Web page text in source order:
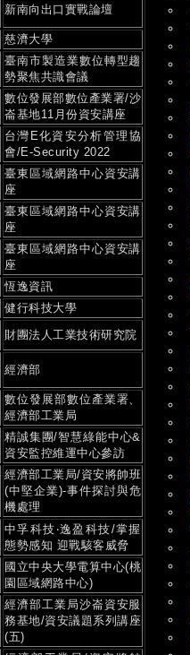
新南向出口實戰論壇
慈濟大學
臺南市製造業數位轉型趨
勢聚焦共識會議
數位發展部數位產業署/沙
崙基地11月份資安講座
台灣E化資安分析管理協
會/E-Security 2022
臺東區域網路中心資安講
座
臺東區域網路中心資安講
座
臺東區域網路中心資安講
座
恆逸資訊
健行科技大學
財團法人工業技術研究院
經濟部
數位發展部數位產業署、
經濟部工業局
精誠集團/智慧綠能中心&
資安監控維運中心參訪
經濟部工業局/資安將帥班
(中堅企業)-事件探討與危
機處理
中孚科技‧逸盈科技/掌握
態勢感知 迎戰駭客威脅
國立中央大學電算中心(桃
園區域網路中心)
經濟部工業局沙崙資安服
務基地/資安議題系列講座
(五)